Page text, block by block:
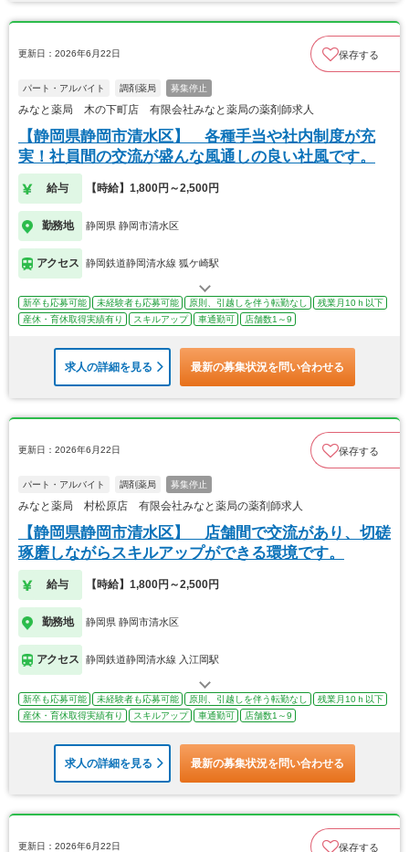
更新日：2026年6月22日 保存する
パート・アルバイト 調剤薬局 募集停止
みなと薬局 木の下町店 有限会社みなと薬局の薬剤師求人
【静岡県静岡市清水区】 各種手当や社内制度が充
実！社員間の交流が盛んな風通しの良い社風です。
給与 【時給】1,800円～2,500円
勤務地 静岡県 静岡市清水区
アクセス 静岡鉄道静岡清水線 狐ケ崎駅
新卒も応募可能 未経験者も応募可能 原則、引越しを伴う転勤なし
残業月10ｈ以下
産休・育休取得実績有り
スキルアップ 車通勤可 店舗数1～9
求人の詳細を見る 最新の募集状況を問い合わせる
更新日：2026年6月22日 保存する
パート・アルバイト 調剤薬局 募集停止
みなと薬局 村松原店 有限会社みなと薬局の薬剤師求人
【静岡県静岡市清水区】 店舗間で交流があり、切磋
琢磨しながらスキルアップができる環境です。
給与 【時給】1,800円～2,500円
勤務地 静岡県 静岡市清水区
アクセス 静岡鉄道静岡清水線 入江岡駅
新卒も応募可能 未経験者も応募可能 原則、引越しを伴う転勤なし
残業月10ｈ以下
産休・育休取得実績有り
スキルアップ 車通勤可 店舗数1～9
求人の詳細を見る 最新の募集状況を問い合わせる
更新日：2026年6月22日 保存する